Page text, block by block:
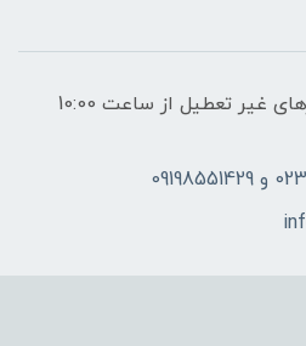
ساعات پاسخگویی: فقط روزهای غیر تعطیل از ساعت 10:00